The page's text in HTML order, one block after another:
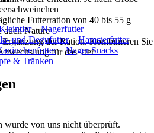
Futterration von 40 bis 55 g
auch Nature
der Ration. Kombinieren Sie
für das Tier.
Nagerfutter
und Degufutter
Hamsterfutter
Nager Snacks
& Tränken
wurde von uns nicht überprüft.